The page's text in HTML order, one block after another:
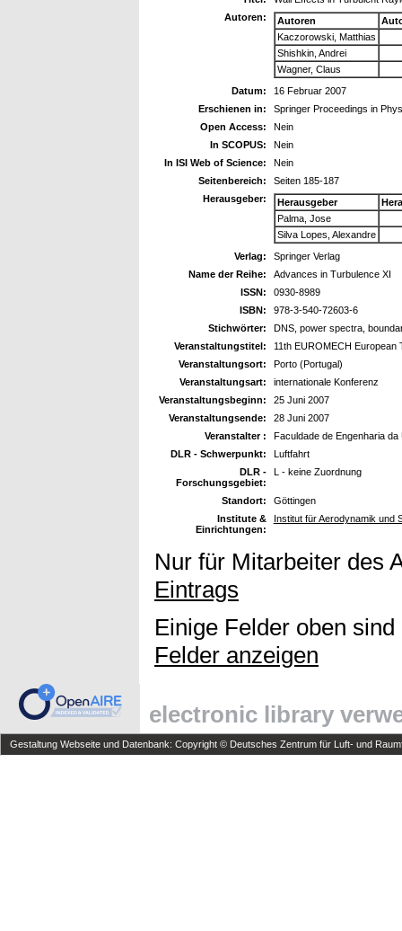
Autoren:
Autoren
Kaczorowski, Matthias
Shishkin, Andrei
Wagner, Claus
Datum:
16 Februar 2007
Erschienen in:
Springer Proceedings in
Open Access:
Nein
In SCOPUS:
Nein
In ISI Web of Science:
Nein
Seitenbereich:
Seiten 185-187
Herausgeber:
Herausgeber
Palma, Jose
Silva Lopes, Alexandre
Verlag:
Springer Verlag
Name der Reihe:
Advances in Turbulence XI
ISSN:
0930-8989
ISBN:
978-3-540-72603-6
Stichwörter:
DNS, power spectra,
Veranstaltungstitel:
11th EUROMECH European
Veranstaltungsort:
Porto (Portugal)
Veranstaltungsart:
internationale Konferenz
Veranstaltungsbeginn:
25 Juni 2007
Veranstaltungsende:
28 Juni 2007
Veranstalter :
Faculdade de Engenharia
DLR - Schwerpunkt:
Luftfahrt
DLR -
Forschungsgebiet:
L - keine Zuordnung
Standort:
Göttingen
Institute &
Einrichtungen:
Institut für Aerodynamik und
Nur für Mitarbeiter des
Eintrags
Einige Felder oben
Felder anzeigen
electronic library
Gestaltung Webseite und Datenbank: Copyright © Deutsches Zentrum für Luft- und